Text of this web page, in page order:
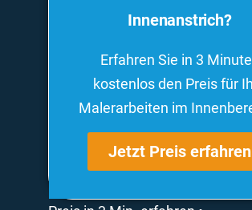
Innenanstrich?
Erfahren Sie in 3
kostenlos den Preis für
Malerarbeiten im
Jetzt Preis erfahren